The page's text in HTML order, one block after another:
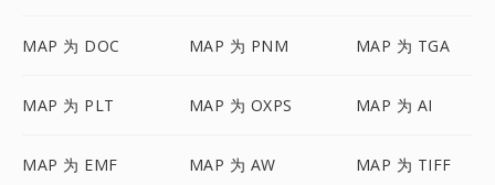
MAP 为 DOC MAP 为 PNM MAP 为 TGA
MAP 为 PLT MAP 为 OXPS MAP 为 AI
MAP 为 EMF MAP 为 AW MAP 为 TIFF